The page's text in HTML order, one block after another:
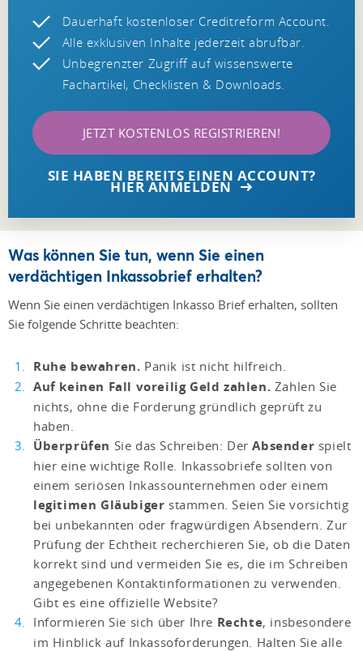
Dauerhaft kostenloser Creditreform Account.
Alle exklusiven Inhalte jederzeit abrufbar.
Unbegrenzter Zugriff auf wissenswerte
Fachartikel, Checklisten & Downloads.
JETZT KOSTENLOS REGISTRIEREN!
SIE HABEN BEREITS EINEN ACCOUNT?
HIER ANMELDEN
Was können Sie tun, wenn Sie einen
verdächtigen Inkassobrief erhalten?
Wenn Sie einen verdächtigen Inkasso Brief erhalten, sollten
Sie folgende Schritte beachten:
Ruhe bewahren. Panik ist nicht hilfreich.
Auf keinen Fall voreilig Geld zahlen. Zahlen Sie
nichts, ohne die Forderung gründlich geprüft zu
haben.
Überprüfen Sie das Schreiben: DerAbsender spielt
hier eine wichtige Rolle. Inkassobriefe sollten von
einem seriösen Inkassounternehmen oder einem
legitimen Gläubiger stammen. Seien Sie vorsichtig
bei unbekannten oder fragwürdigen Absendern. Zur
Prüfung der Echtheit recherchieren Sie, ob die Daten
korrekt sind und vermeiden Sie es, die im Schreiben
angegebenen Kontaktinformationen zu verwenden.
Gibt es eine offizielle Website?
Informieren Sie sich über Ihre Rechte, insbesondere
im Hinblick auf Inkassoforderungen. Halten Sie alle